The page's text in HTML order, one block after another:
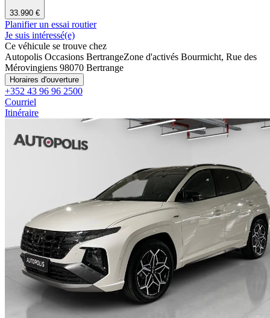
33.990 €
Planifier un essai routier
Je suis intéressé(e)
Ce véhicule se trouve chez
Autopolis Occasions BertrangeZone d'activés Bourmicht, Rue des
Mérovingiens 98070 Bertrange
Horaires d'ouverture
+352 43 96 96 2500
Courriel
Itinéraire